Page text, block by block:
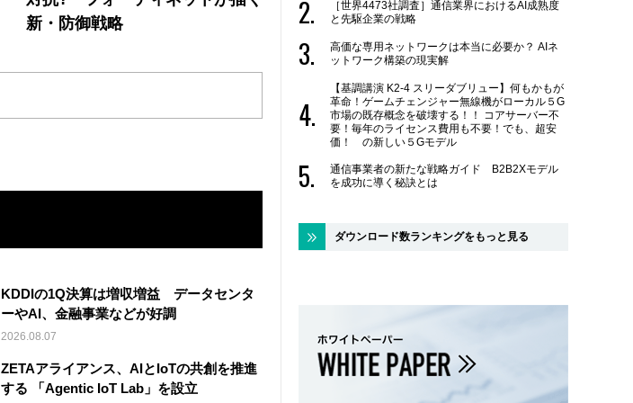
新・防御戦略
KDDIの1Q決算は増収増益 データセンタ
ーやAI、金融事業などが好調
2026.08.07
ZETAアライアンス、AIとIoTの共創を推進
する 「Agentic IoT Lab」を設立
［世界4473社調査］通信業界におけるAI成熟度
と先駆企業の戦略
高価な専用ネットワークは本当に必要か？ AIネ
ットワーク構築の現実解
【基調講演 K2-4 スリーダブリュー】何もかもが
革命！ゲームチェンジャー無線機がローカル５G
市場の既存概念を破壊する！！ コアサーバー不
要！毎年のライセンス費用も不要！でも、超安
価！ の新しい５Gモデル
通信事業者の新たな戦略ガイド B2B2Xモデル
を成功に導く秘訣とは
ダウンロード数ランキングをもっと見る